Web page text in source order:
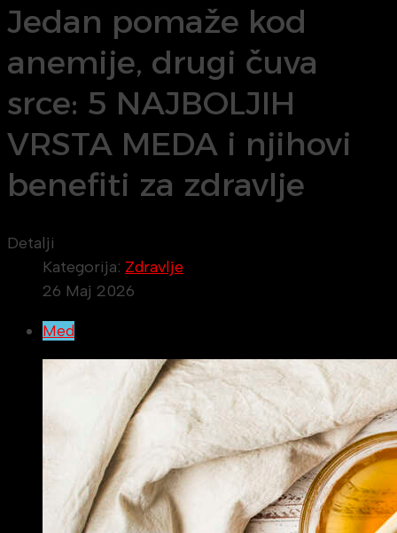
Jedan pomaže kod
anemije, drugi čuva
srce: 5 NAJBOLJIH
VRSTA MEDA i njihovi
benefiti za zdravlje
Detalji
Kategorija: Zdravlje
26 Maj 2026
Med